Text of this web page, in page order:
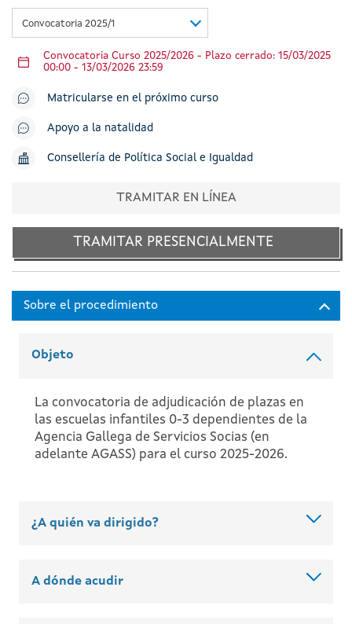
Convocatoria 2025/1
Convocatoria Curso 2025/2026 - Plazo cerrado: 15/03/2025
00:00 - 13/03/2026 23:59
Matricularse en el próximo curso
Apoyo a la natalidad
Consellería de Política Social e Igualdad
TRAMITAR EN LÍNEA
TRAMITAR PRESENCIALMENTE
Objeto
La convocatoria de adjudicación de plazas en
las escuelas infantiles 0-3 dependientes de la
Agencia Gallega de Servicios Socias (en
adelante AGASS) para el curso 2025-2026.
¿A quién va dirigido?
A dónde acudir